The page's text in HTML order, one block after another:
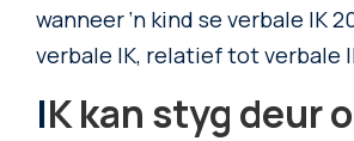
wanneer ‘n kind se verbale IK
verbale IK, relatief tot verbale
IKkan styg deur